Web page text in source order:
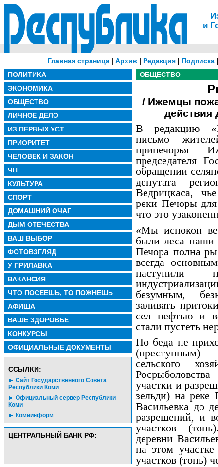
и
Главная страница | Архив | Редакция | Подписка
ПОЛИТИКА
ЭКОНОМИКА
ОБЩЕСТВО
ЛИЧНОЕ ДЕЛО
ИЗ ПЕРВЫХ УСТ
ПРИОРИТЕТ
ЧЕЛОВЕК И ЗАКОН
ЧП
КУЛЬТУРА
СПОРТ
ДОМАШНИЙ ОЧАГ
ДЫМ ОТЕЧЕСТВА
ВАШ ВЫБОР
ФОТОВЗГЛЯД
У ПРИЛАВКА
ВАКАНСИЯ
ЧТО ПОСЕЕШЬ, ТО ПОЖНЕШЬ
АФИША
ВАШЕ ЗДОРОВЬЕ
КОНКУРСЫ
ОФИЦИАЛЬНЫЕ ДОКУМЕНТЫ
CСЫЛКИ:
Сайт Государственного Совета
Республики Коми
Официальный сервер Республики
Коми
Комиинформ
ЦЕНТРАЛЬНЫЙ БАНК РФ:
ОБЩЕСТВО
/ Ижемцы
действия
В редакцию
письмо
припечорья
председателя
обращении
депутата
Ведрицкаса,
реки Печоры
что это
«Мы испокон
были леса наши
Печора полна
всегда
наступили
безумным,
заливать
сел нефтью и
стали пустеть
Но беда не
(преступным)
сельского
участки и
зельди) на реке
Васильевка до
разрешений, и
участков
деревни
на этом
участков (тонь)